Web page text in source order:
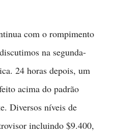
com o rompimento
na segunda-
24 horas depois, um
acima do padrão
Diversos níveis de
incluindo $9.400,